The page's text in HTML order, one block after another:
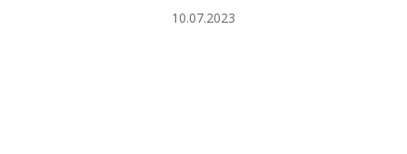
10.07.2023